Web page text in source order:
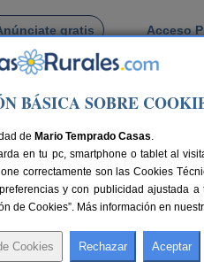
gratis Acceso
2-4 pers.
45 €
- La Casa de L
´Avi
BÁSICA SOBRE
de Mario Temprado Casas.
en tu pc, smartphone o tablet al
correctamente son las Cookies
y con publicidad ajustada
de Cookies”. Más información en